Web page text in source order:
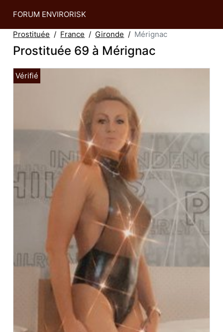
FORUM ENVIRORISK
Prostituée France Gironde Mérignac
Prostituée 69 à Mérignac